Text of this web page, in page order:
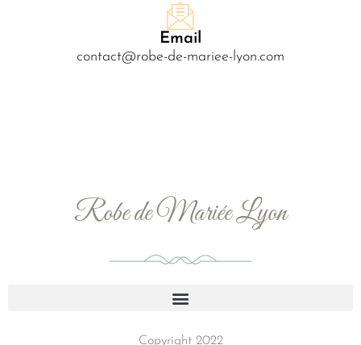
Email
contact@robe-de-mariee-lyon.com
Robe de Mariée Lyon
Copyright 2022